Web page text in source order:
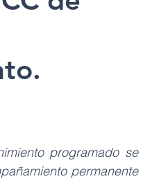
programado se
permanente